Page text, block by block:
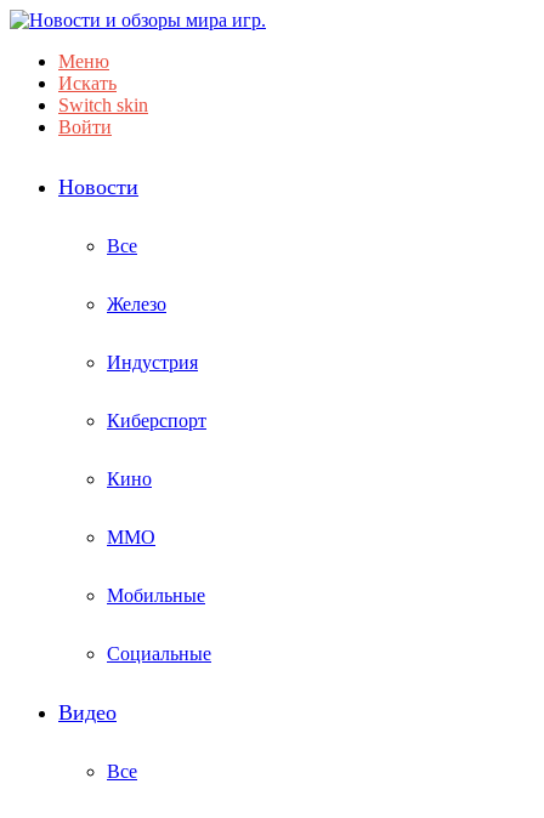
Меню
Искать
Switch skin
Войти
Новости
Все
Железо
Индустрия
Киберспорт
Кино
ММО
Мобильные
Социальные
Видео
Все